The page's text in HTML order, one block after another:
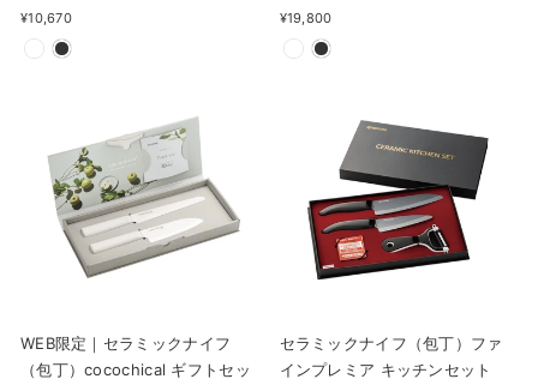
¥10,670 ¥19,800
WEB限定｜セラミックナイフ
（包丁）cocochical ギフトセッ
セラミックナイフ（包丁）ファ
インプレミア キッチンセット